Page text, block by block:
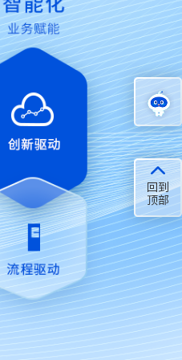
在线
咨询
服务
支持
联系
我们
在线
回到
顶部